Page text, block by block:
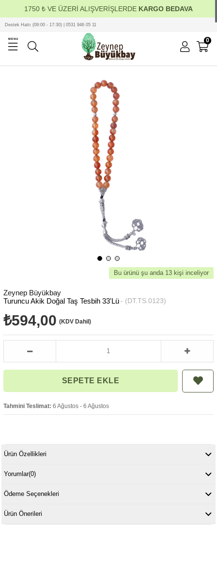
1750 ₺ VE ÜZERİ ALIŞVERİŞLERDE KARGO BEDAVA
MENU
Destek Hattı (09:00 - 17:30) | 0531 946 05 11
0
Bu ürünü şu anda 13 kişi inceliyor
Zeynep Büyükbay
Turuncu Akik Doğal Taş Tesbih 33'Lü
(DT.TS.0123)
₺594,00 (KDV Dahil)
Tahmini Teslimat: 6 Ağustos - 6 Ağustos
Ürün Özellikleri
Yorumlar(0)
Ödeme Seçenekleri
Ürün Önerileri